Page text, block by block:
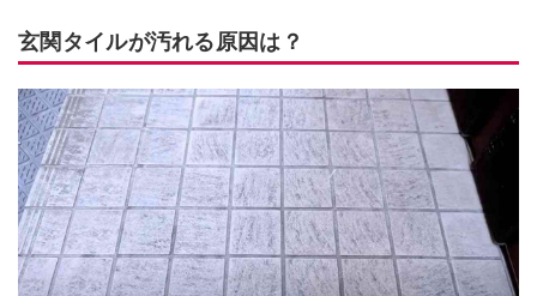
玄関タイルが汚れる原因は？